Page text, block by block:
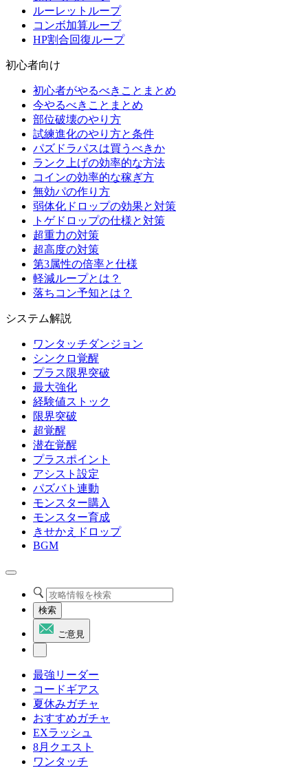
ルーレットループ
コンボ加算ループ
HP割合回復ループ
初心者向け
初心者がやるべきことまとめ
今やるべきことまとめ
部位破壊のやり方
試練進化のやり方と条件
パズドラパスは買うべきか
ランク上げの効率的な方法
コインの効率的な稼ぎ方
無効パの作り方
弱体化ドロップの効果と対策
トゲドロップの仕様と対策
超重力の対策
超高度の対策
第3属性の倍率と仕様
軽減ループとは？
落ちコン予知とは？
システム解説
ワンタッチダンジョン
シンクロ覚醒
プラス限界突破
最大強化
経験値ストック
限界突破
超覚醒
潜在覚醒
プラスポイント
アシスト設定
パズバト連動
モンスター購入
モンスター育成
きせかえドロップ
BGM
検索
ご意見
最強リーダー
コードギアス
夏休みガチャ
おすすめガチャ
EXラッシュ
8月クエスト
ワンタッチ